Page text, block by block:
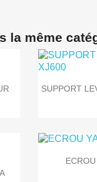
la même

SUPPORT
